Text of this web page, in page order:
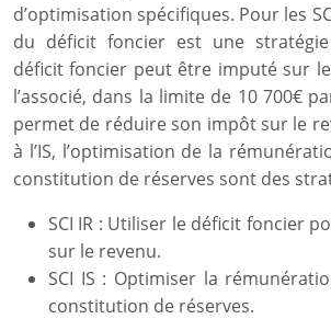
d’optimisation spécifiques. Pour les
du déficit foncier est une
déficit foncier peut être imputé sur
l’associé, dans la limite de 10 700€
permet de réduire son impôt sur le
à l’IS, l’optimisation de la
constitution de réserves sont des
SCI IR : Utiliser le déficit foncier
sur le revenu.
SCI IS : Optimiser la
constitution de réserves.